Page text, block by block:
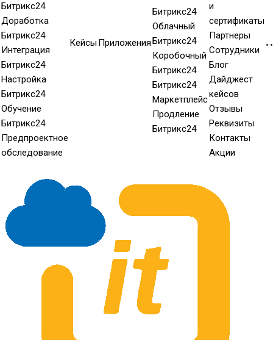
Битрикс24
Доработка
Битрикс24
Интеграция
Битрикс24
Настройка
Битрикс24
Обучение
Битрикс24
Предпроектное
обследование
Кейсы Приложения
Битрикс24
Облачный
Битрикс24
Коробочный
Битрикс24
Битрикс24
Маркетплейс
Продление
Битрикс24
и
сертификаты
Партнеры
Сотрудники
Блог
Дайджест
кейсов
Отзывы
Реквизиты
Контакты
Акции